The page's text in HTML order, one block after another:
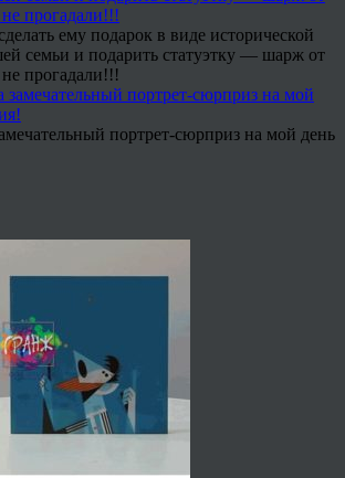
ему подарок в виде исторической
семьи и подарить статуэтку — шарж от
прогадали!!!
портрет-сюрприз на мой день